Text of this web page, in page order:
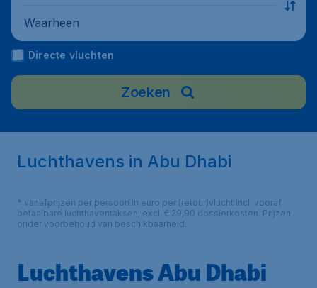
Waarheen
Directe vluchten
Zoeken
Luchthavens in Abu Dhabi
* vanafprijzen per persoon in euro per (retour)vlucht incl. vooraf
betaalbare luchthaventaksen, excl. € 29,90 dossierkosten. Prijzen
onder voorbehoud van beschikbaarheid.
Luchthavens Abu Dhabi